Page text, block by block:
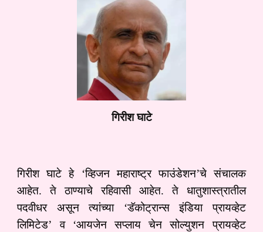
गिरीश घाटे
गिरीश घाटे हे ‘व्हिजन महाराष्ट्र फाउंडेशन’चे संचालक
आहेत. ते ठाण्याचे रहिवासी आहेत. ते धातुशास्त्रातील
पदवीधर असून त्यांच्या ‘डॅकोट्रान्स इंडिया प्रायव्हेट
लिमिटेड’ व ‘आयजेन सप्लाय चेन सोल्युशन प्रायव्हेट